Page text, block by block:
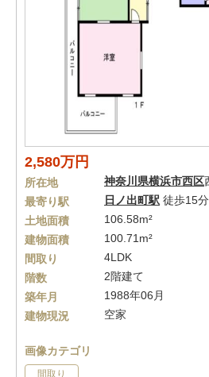
2,580万円
所在地 神奈川県横浜市西区
最寄り駅
日ノ出町駅 徒歩15分
土地面積
106.58m²
建物面積
100.71m²
間取り
4LDK
階数
2階建て
築年月
1988年06月
建物現況
空家
画像カテゴリ
間取り